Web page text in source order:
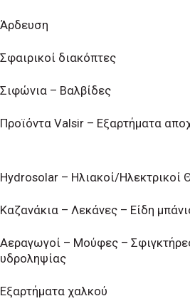
Άρδευση
Σφαιρικοί διακόπτες
Σιφώνια – Βαλβίδες
Προϊόντα Valsir – Εξαρτήματα
Hydrosolar – Ηλιακοί/Ηλεκτρικοί
Καζανάκια – Λεκάνες – Είδη
Αεραγωγοί – Μούφες –
υδροληψίας
Εξαρτήματα χαλκού